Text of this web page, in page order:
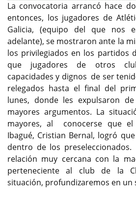
La convocatoria arrancó hace
entonces, los jugadores de
Galicia, (equipo del que nos
adelante), se mostraron ante la
los privilegiados en los partidos
que jugadores de otros
capacidades y dignos de ser
relegados hasta el final del
lunes, donde les expulsaron
mayores argumentos. La
mayores, al conocerse que el
Ibagué, Cristian Bernal, logró
dentro de los preseleccionados.
relación muy cercana con la
perteneciente al club de la
situación, profundizaremos en un